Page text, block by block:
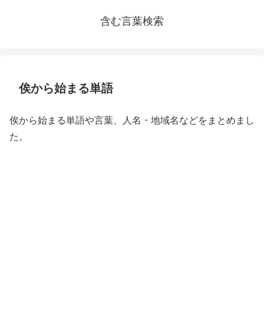
含む言葉検索
俟から始まる単語
俟から始まる単語や言葉、人名・地域名などをまとめまし
た。